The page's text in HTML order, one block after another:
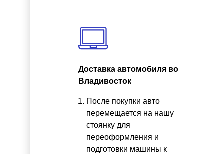
Доставка автомобиля во
Владивосток
После покупки авто
перемещается на нашу
стоянку для
переоформления и
подготовки машины к